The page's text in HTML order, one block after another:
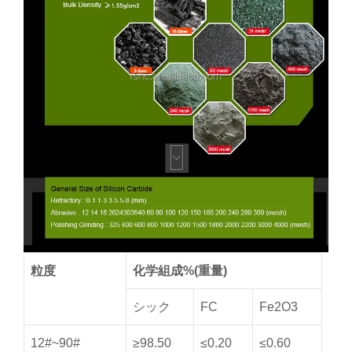
粒度 化学組成%(重量)
シック FC Fe2O3
12#~90# ≥98.50 ≤0.20 ≤0.60